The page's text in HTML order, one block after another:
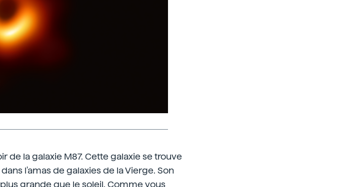
de la galaxie M87. Cette galaxie se trouve
l'amas de galaxies de la Vierge. Son
grande que le soleil. Comme vous